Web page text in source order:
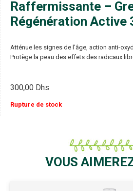
Raffermissante –
Régénération Active
Atténue les signes de l’âge, action anti-
Protège la peau des effets des radicaux
300,00 Dhs
Rupture de stock
VOUS